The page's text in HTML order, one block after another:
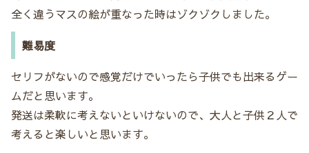
全く違うマスの絵が重なった時はゾクゾクしました。
難易度
セリフがないので感覚だけでいったら子供でも出来るゲー
ムだと思います。
発送は柔軟に考えないといけないので、大人と子供２人で
考えると楽しいと思います。